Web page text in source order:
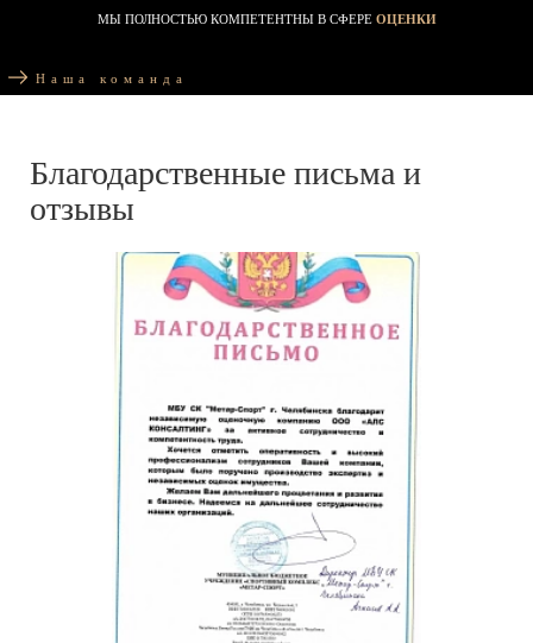
МЫ ПОЛНОСТЬЮ КОМПЕТЕНТНЫ В СФЕРЕ ОЦЕНКИ
Наша команда
Благодарственные письма и
отзывы